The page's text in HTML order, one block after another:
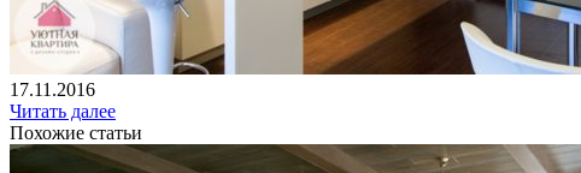
17.11.2016
Читать далее
Похожие статьи